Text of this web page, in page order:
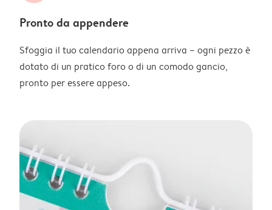
Pronto da appendere
Sfoggia il tuo calendario appena arriva – ogni pezzo è
dotato di un pratico foro o di un comodo gancio,
pronto per essere appeso.